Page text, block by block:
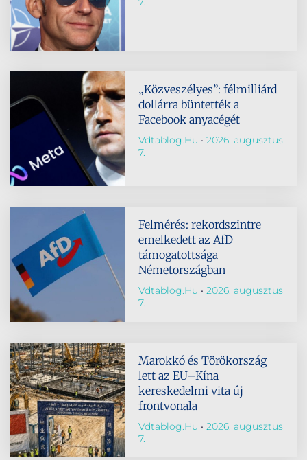
„Közveszélyes”: félmilliárd
dollárra büntették a
Facebook anyacégét
Vdtablog.hu
2026. augusztus
7.
Felmérés: rekordszintre
emelkedett az AfD
támogatottsága
Németországban
Vdtablog.hu
2026. augusztus
7.
Marokkó és Törökország
lett az EU–Kína
kereskedelmi vita új
frontvonala
Vdtablog.hu
2026. augusztus
7.